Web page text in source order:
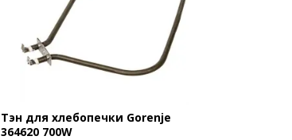
Тэн для хлебопечки Gorenje
364620 700W